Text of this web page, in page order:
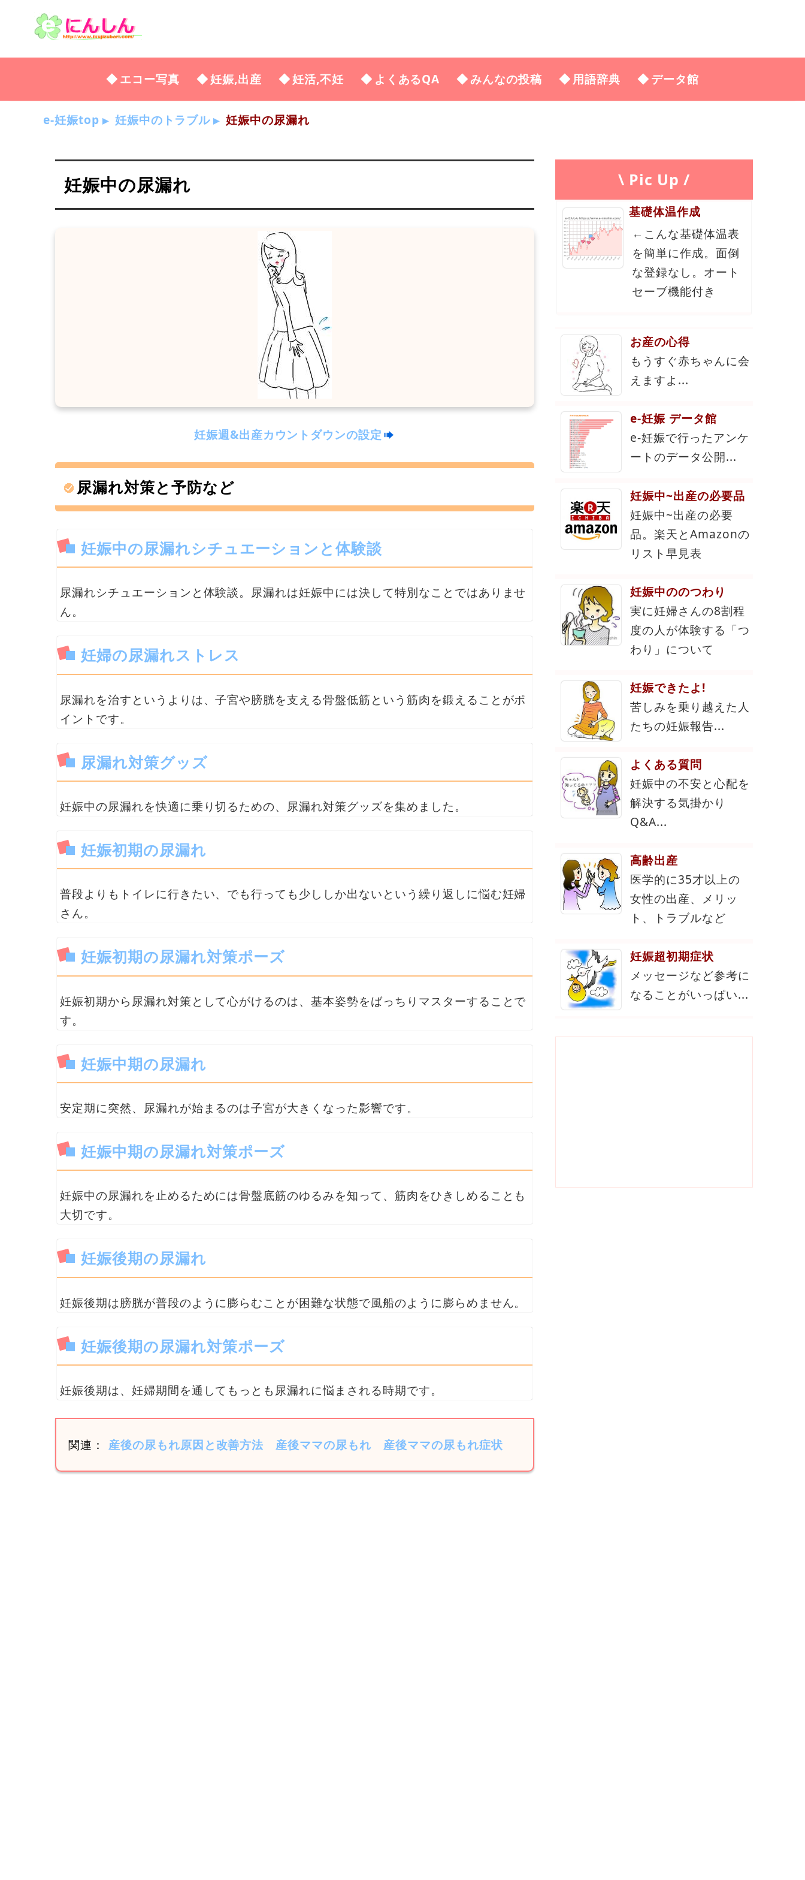
エコー写真 妊娠,出産 妊活,不妊 よくあるQA みんなの投稿 用語辞典 データ館
e-妊娠top 妊娠中のトラブル 妊娠中の尿漏れ
妊娠中の尿漏れ
妊娠週&出産カウントダウンの設定
尿漏れ対策と予防など
妊娠中の尿漏れシチュエーションと体験談
尿漏れシチュエーションと体験談。尿漏れは妊娠中には決して特別なことではありませ
ん。
妊婦の尿漏れストレス
尿漏れを治すというよりは、子宮や膀胱を支える骨盤低筋という筋肉を鍛えることがポ
イントです。
尿漏れ対策グッズ
妊娠中の尿漏れを快適に乗り切るための、尿漏れ対策グッズを集めました。
妊娠初期の尿漏れ
普段よりもトイレに行きたい、でも行っても少ししか出ないという繰り返しに悩む妊婦
さん。
妊娠初期の尿漏れ対策ポーズ
妊娠初期から尿漏れ対策として心がけるのは、基本姿勢をばっちりマスターすることで
す。
妊娠中期の尿漏れ
安定期に突然、尿漏れが始まるのは子宮が大きくなった影響です。
妊娠中期の尿漏れ対策ポーズ
妊娠中の尿漏れを止めるためには骨盤底筋のゆるみを知って、筋肉をひきしめることも
大切です。
妊娠後期の尿漏れ
妊娠後期は膀胱が普段のように膨らむことが困難な状態で風船のように膨らめません。
妊娠後期の尿漏れ対策ポーズ
妊娠後期は、妊婦期間を通してもっとも尿漏れに悩まされる時期です。
関連： 産後の尿もれ原因と改善方法 産後ママの尿もれ 産後ママの尿もれ症状
\ Pic Up /
基礎体温作成
←こんな基礎体温表
を簡単に作成。面倒
な登録なし。オート
セーブ機能付き
お産の心得
もうすぐ赤ちゃんに会
えますよ...
e-妊娠 データ館
e-妊娠で行ったアンケ
ートのデータ公開...
妊娠中~出産の必要品
妊娠中~出産の必要
品。楽天とAmazonの
リスト早見表
妊娠中ののつわり
実に妊婦さんの8割程
度の人が体験する「つ
わり」について
妊娠できたよ!
苦しみを乗り越えた人
たちの妊娠報告...
よくある質問
妊娠中の不安と心配を
解決する気掛かり
Q&A...
高齢出産
医学的に35才以上の
女性の出産、メリッ
ト、トラブルなど
妊娠超初期症状
メッセージなど参考に
なることがいっぱい...